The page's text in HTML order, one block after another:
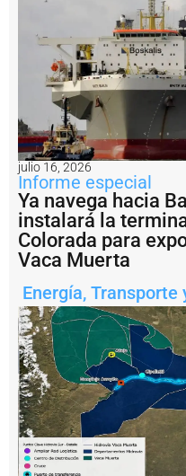
rí
a
a
r
g
e
n
ti
n
a
P
e
s
c
a
il
e
g
a
l:
A
julio 16, 2026
Informe especial
Ya navega hacia
instalará la
Colorada para
Vaca Muerta
Energía, Transporte